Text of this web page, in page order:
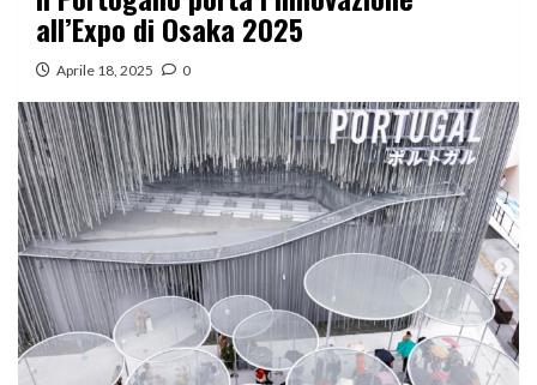
all’Expo di Osaka 2025
Aprile 18, 2025 0